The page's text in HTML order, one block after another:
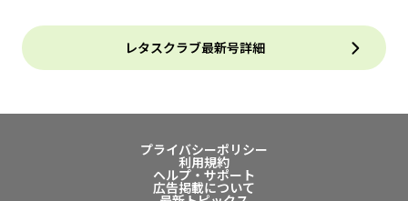
レタスクラブ最新号詳細
プライバシーポリシー
利用規約
ヘルプ・サポート
広告掲載について